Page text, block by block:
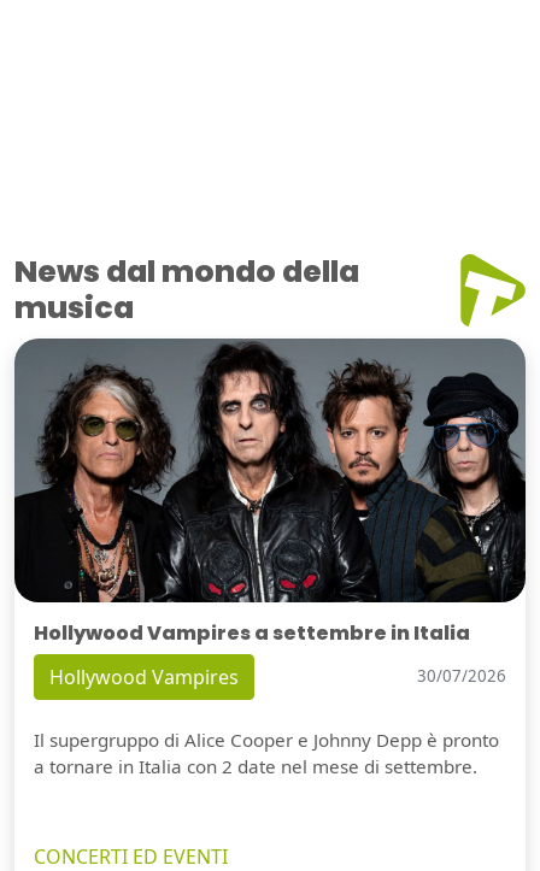
News dal mondo della
musica
Hollywood Vampires a settembre in Italia
Hollywood Vampires 30/07/2026
Il supergruppo di Alice Cooper e Johnny Depp è pronto
a tornare in Italia con 2 date nel mese di settembre.
CONCERTI ED EVENTI